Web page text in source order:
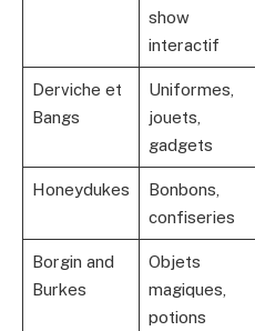
show
interactif
Derviche et
Bangs
Uniformes,
jouets,
gadgets
Honeydukes
Bonbons,
confiseries
Borgin and
Burkes
Objets
magiques,
potions